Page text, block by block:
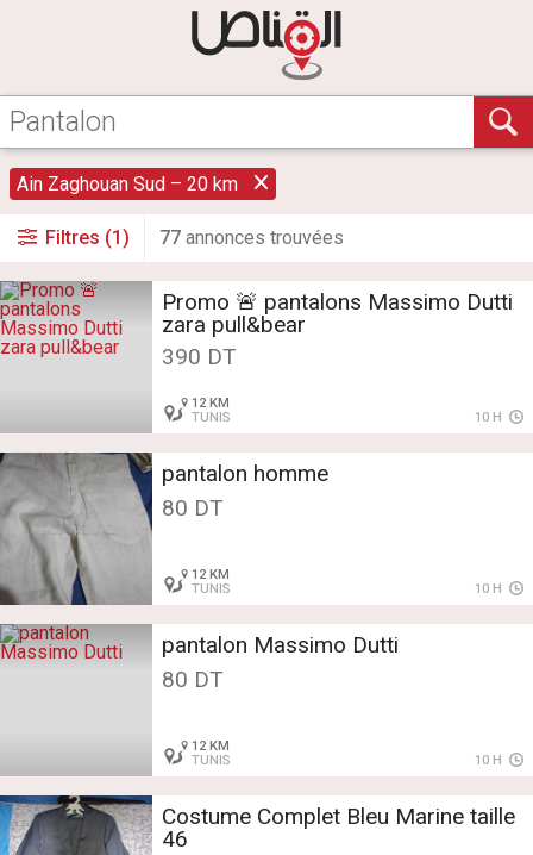
Ain Zaghouan Sud – 20 km
Filtres (1) 77 annonces trouvées
Promo 🚨 pantalons Massimo Dutti
zara pull&bear
390 DT
12 KM
TUNIS
10 H
pantalon homme
80 DT
12 KM
TUNIS
10 H
pantalon Massimo Dutti
80 DT
12 KM
TUNIS
10 H
Costume Complet Bleu Marine taille
46